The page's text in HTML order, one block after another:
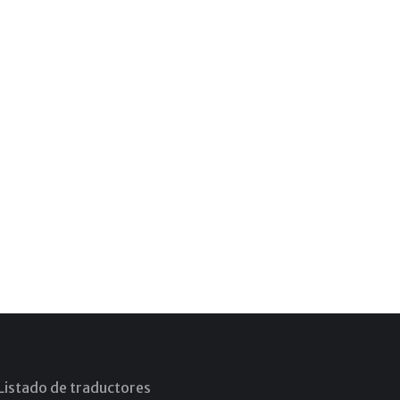
de traductores